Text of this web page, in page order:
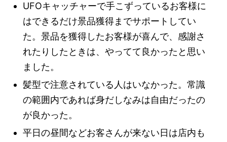
UFOキャッチャーで手こずっているお客様に
はできるだけ景品獲得までサポートしてい
た。景品を獲得したお客様が喜んで、感謝さ
れたりしたときは、やってて良かったと思い
ました。
髪型で注意されている人はいなかった。常識
の範囲内であれば身だしなみは自由だったの
が良かった。
平日の昼間などお客さんが来ない日は店内も